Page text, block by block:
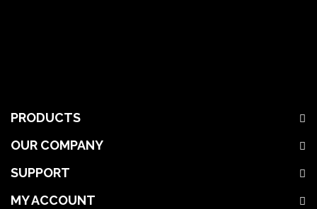
PRODUCTS
OUR COMPANY
SUPPORT
MY ACCOUNT